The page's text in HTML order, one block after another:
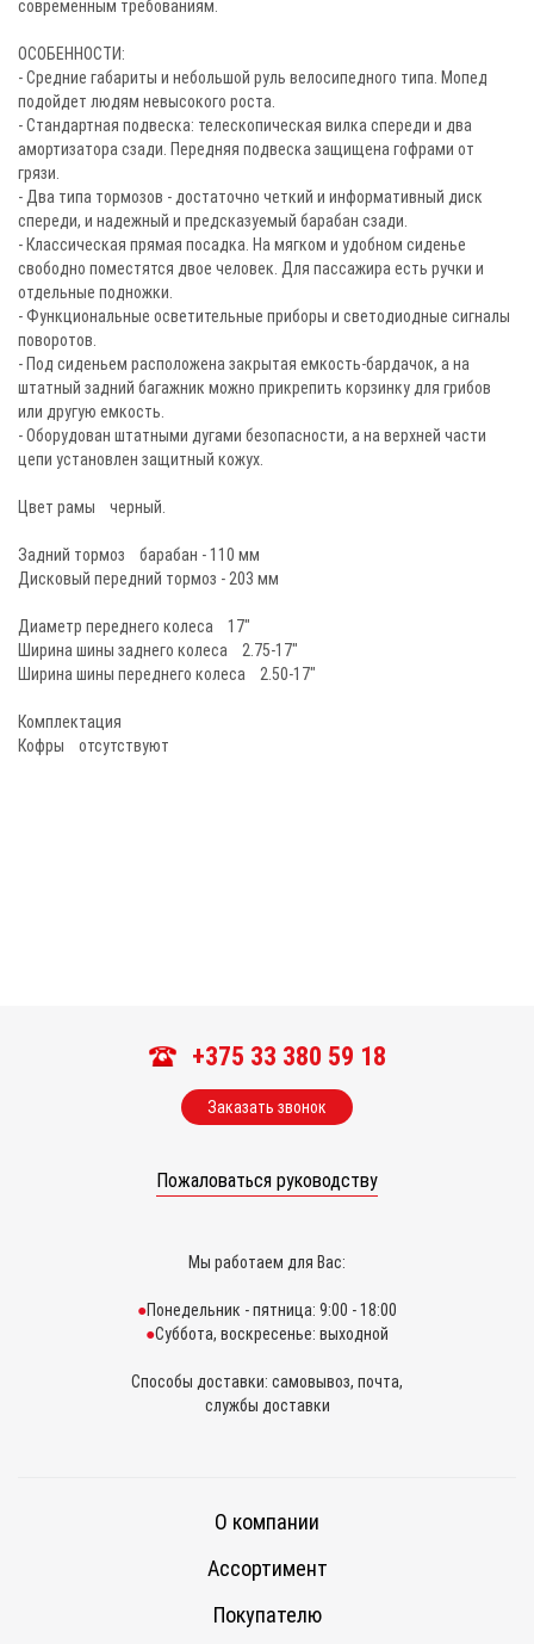
современным требованиям.
ОСОБЕННОСТИ:
- Средние габариты и небольшой руль велосипедного типа. Мопед
подойдет людям невысокого роста.
- Стандартная подвеска: телескопическая вилка спереди и два
амортизатора сзади. Передняя подвеска защищена гофрами от
грязи.
- Два типа тормозов - достаточно четкий и информативный диск
спереди, и надежный и предсказуемый барабан сзади.
- Классическая прямая посадка. На мягком и удобном сиденье
свободно поместятся двое человек. Для пассажира есть ручки и
отдельные подножки.
- Функциональные осветительные приборы и светодиодные сигналы
поворотов.
- Под сиденьем расположена закрытая емкость-бардачок, а на
штатный задний багажник можно прикрепить корзинку для грибов
или другую емкость.
- Оборудован штатными дугами безопасности, а на верхней части
цепи установлен защитный кожух.
Цвет рамы черный.
Задний тормоз барабан - 110 мм
Дисковый передний тормоз - 203 мм
Диаметр переднего колеса 17"
Ширина шины заднего колеса 2.75-17"
Ширина шины переднего колеса 2.50-17"
Комплектация
Кофры отсутствуют
+375 33 380 59 18
Заказать звонок
Пожаловаться руководству
Мы работаем для Вас:
Понедельник - пятница: 9:00 - 18:00
Суббота, воскресенье: выходной
Способы доставки: самовывоз, почта,
службы доставки
О компании
Ассортимент
Покупателю